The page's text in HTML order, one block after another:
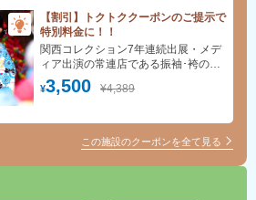
【割引】トクトククーポンのご提示で
特別料金に！！
¥3,500 ¥4,389
関西コレクション7年連続出展・メデ
ィア出演の常連店である振袖･袴の老
舗『京都さがの館』がプロデュースの
本格着物を体験できる着物レンタル屋
この施設のクーポンを全て見る